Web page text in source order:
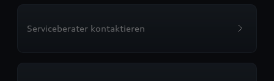
Serviceberater kontaktieren